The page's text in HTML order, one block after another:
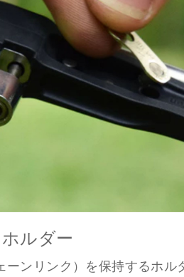
ルダー
ーンリンク）を保持するホル